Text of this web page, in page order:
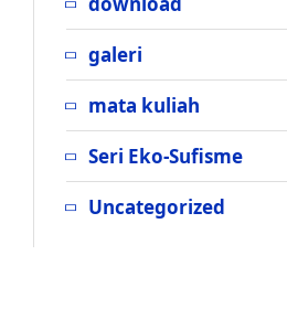
galeri
mata kuliah
Seri Eko-Sufisme
Uncategorized